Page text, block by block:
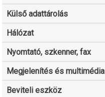
Külső adattárolás
Hálózat
Nyomtató, szkenner, fax
Megjelenítés és multimédia
Beviteli eszköz